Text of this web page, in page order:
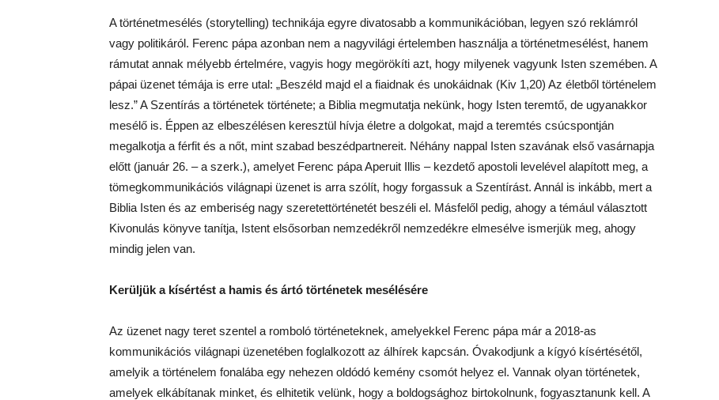
A történetmesélés (storytelling) technikája egyre divatosabb a kommunikációban, legyen szó reklámról
vagy politikáról. Ferenc pápa azonban nem a nagyvilági értelemben használja a történetmesélést, hanem
rámutat annak mélyebb értelmére, vagyis hogy megörökíti azt, hogy milyenek vagyunk Isten szemében. A
pápai üzenet témája is erre utal: „Beszéld majd el a fiaidnak és unokáidnak (Kiv 1,20) Az életből történelem
lesz.” A Szentírás a történetek története; a Biblia megmutatja nekünk, hogy Isten teremtő, de ugyanakkor
mesélő is. Éppen az elbeszélésen keresztül hívja életre a dolgokat, majd a teremtés csúcspontján
megalkotja a férfit és a nőt, mint szabad beszédpartnereit. Néhány nappal Isten szavának első vasárnapja
előtt (január 26. – a szerk.), amelyet Ferenc pápa Aperuit Illis – kezdető apostoli levelével alapított meg, a
tömegkommunikációs világnapi üzenet is arra szólít, hogy forgassuk a Szentírást. Annál is inkább, mert a
Biblia Isten és az emberiség nagy szeretettörténetét beszéli el. Másfelől pedig, ahogy a témául választott
Kivonulás könyve tanítja, Istent elsősorban nemzedékről nemzedékre elmesélve ismerjük meg, ahogy
mindig jelen van.
Kerüljük a kísértést a hamis és ártó történetek mesélésére
Az üzenet nagy teret szentel a romboló történeteknek, amelyekkel Ferenc pápa már a 2018-as
kommunikációs világnapi üzenetében foglalkozott az álhírek kapcsán. Óvakodjunk a kígyó kísértésétől,
amelyik a történelem fonalába egy nehezen oldódó kemény csomót helyez el. Vannak olyan történetek,
amelyek elkábítanak minket, és elhitetik velünk, hogy a boldogsághoz birtokolnunk, fogyasztanunk kell. A